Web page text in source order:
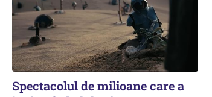
Spectacolul de milioane care a